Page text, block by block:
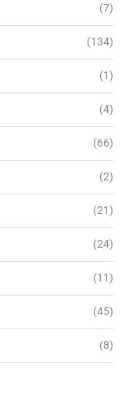
(7)
(134)
(1)
(4)
(66)
(2)
(21)
(24)
(11)
(45)
(8)